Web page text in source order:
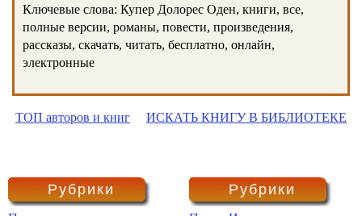
Ключевые слова: Купер Долорес Оден, книги, все,
полные версии, романы, повести, произведения,
рассказы, скачать, читать, бесплатно, онлайн,
электронные
ТОП авторов и книг ИСКАТЬ КНИГУ В БИБЛИОТЕКЕ
Рубрики Рубрики